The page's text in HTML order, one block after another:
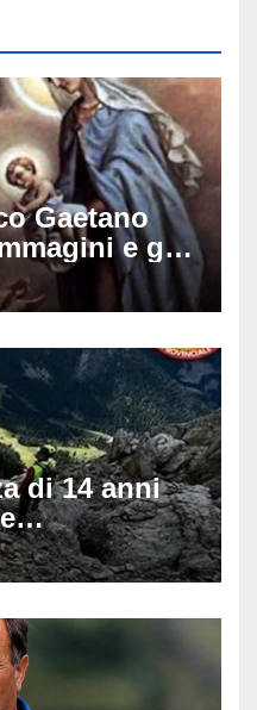
Gaetano
e gif
sui
di 14 anni
sul
alla famiglia